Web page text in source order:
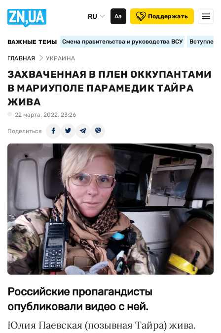
RU Аа Поддержать
ВАЖНЫЕ ТЕМЫ Смена правительства и руководства ВСУ
ГЛАВНАЯ УКРАИНА
ЗАХВАЧЕННАЯ В ПЛЕН ОККУПАНТАМИ
В МАРИУПОЛЕ ПАРАМЕДИК ТАЙРА
ЖИВА
22 марта, 2022, 23:26
Поделиться
Российские пропагандисты
опубликовали видео с ней.
Юлия Паевская (позывная Тайра) жива.